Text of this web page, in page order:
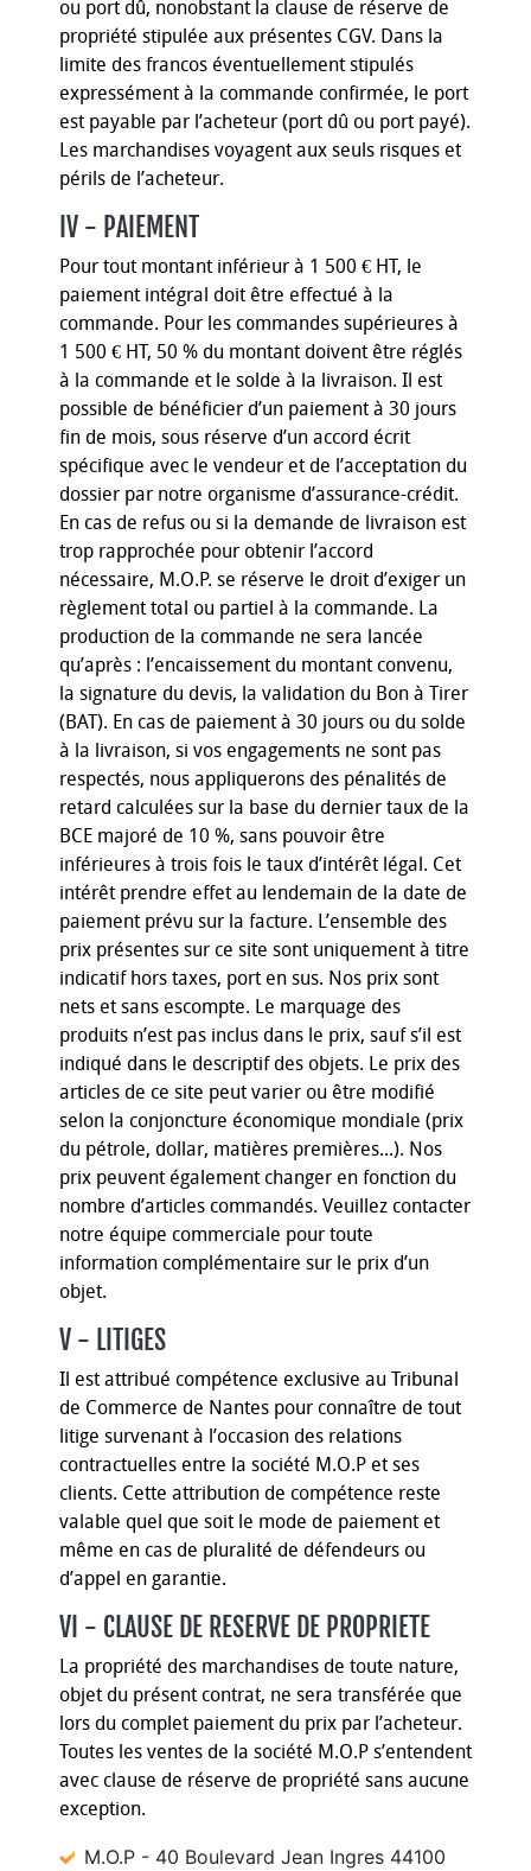
ou port dû, nonobstant la clause de réserve de
propriété stipulée aux présentes CGV. Dans la
limite des francos éventuellement stipulés
expressément à la commande confirmée, le port
est payable par l’acheteur (port dû ou port payé).
Les marchandises voyagent aux seuls risques et
périls de l’acheteur.
IV - PAIEMENT
Pour tout montant inférieur à 1 500 € HT, le
paiement intégral doit être effectué à la
commande. Pour les commandes supérieures à
1 500 € HT, 50 % du montant doivent être réglés
à la commande et le solde à la livraison. Il est
possible de bénéficier d’un paiement à 30 jours
fin de mois, sous réserve d’un accord écrit
spécifique avec le vendeur et de l’acceptation du
dossier par notre organisme d’assurance-crédit.
En cas de refus ou si la demande de livraison est
trop rapprochée pour obtenir l’accord
nécessaire, M.O.P. se réserve le droit d’exiger un
règlement total ou partiel à la commande. La
production de la commande ne sera lancée
qu’après : l’encaissement du montant convenu,
la signature du devis, la validation du Bon à Tirer
(BAT). En cas de paiement à 30 jours ou du solde
à la livraison, si vos engagements ne sont pas
respectés, nous appliquerons des pénalités de
retard calculées sur la base du dernier taux de la
BCE majoré de 10 %, sans pouvoir être
inférieures à trois fois le taux d’intérêt légal. Cet
intérêt prendre effet au lendemain de la date de
paiement prévu sur la facture. L’ensemble des
prix présentes sur ce site sont uniquement à titre
indicatif hors taxes, port en sus. Nos prix sont
nets et sans escompte. Le marquage des
produits n’est pas inclus dans le prix, sauf s’il est
indiqué dans le descriptif des objets. Le prix des
articles de ce site peut varier ou être modifié
selon la conjoncture économique mondiale (prix
du pétrole, dollar, matières premières...). Nos
prix peuvent également changer en fonction du
nombre d’articles commandés. Veuillez contacter
notre équipe commerciale pour toute
information complémentaire sur le prix d’un
objet.
V - LITIGES
Il est attribué compétence exclusive au Tribunal
de Commerce de Nantes pour connaître de tout
litige survenant à l’occasion des relations
contractuelles entre la société M.O.P et ses
clients. Cette attribution de compétence reste
valable quel que soit le mode de paiement et
même en cas de pluralité de défendeurs ou
d’appel en garantie.
VI - CLAUSE DE RESERVE DE PROPRIETE
La propriété des marchandises de toute nature,
objet du présent contrat, ne sera transférée que
lors du complet paiement du prix par l’acheteur.
Toutes les ventes de la société M.O.P s’entendent
avec clause de réserve de propriété sans aucune
exception.
M.O.P - 40 Boulevard Jean Ingres 44100